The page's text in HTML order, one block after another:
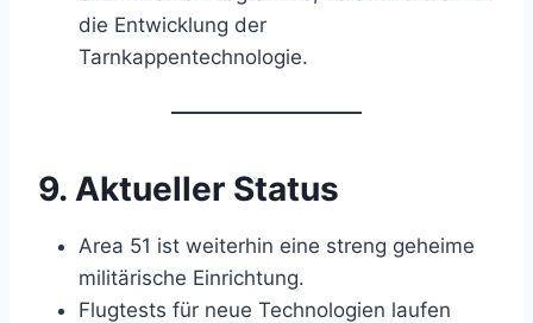
die Entwicklung der
Tarnkappentechnologie.
9. Aktueller Status
Area 51 ist weiterhin eine streng geheime
militärische Einrichtung.
Flugtests für neue Technologien laufen